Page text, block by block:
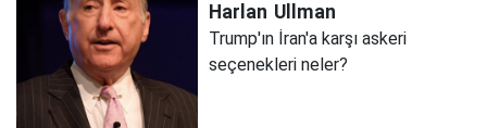
Harlan Ullman
Trump'ın İran'a karşı askeri
seçenekleri neler?